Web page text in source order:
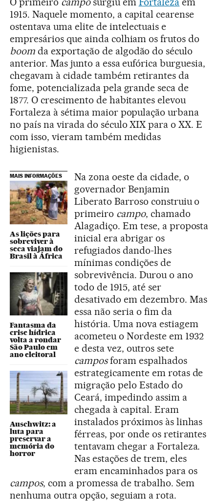
1915. Naquele momento, a capital cearense
ostentava uma elite de intelectuais e
empresários que ainda colhiam os frutos do
boomda exportação de algodão do século
anterior. Mas junto a essa eufórica burguesia,
chegavam à cidade também retirantes da
fome, potencializada pela grande seca de
1877. O crescimento de habitantes elevou
Fortaleza à sétima maior população urbana
no país na virada do século XIX para o XX. E
com isso, vieram também medidas
higienistas.
MAIS INFORMAÇÕES
As lições para
sobreviver à
seca viajam do
Brasil à África
Fantasma da
crise hídrica
volta a rondar
São Paulo em
ano eleitoral
Auschwitz: a
luta para
preservar a
memória do
horror
Na zona oeste da cidade, o
governador Benjamin
Liberato Barroso construiu o
primeiro campo, chamado
Alagadiço. Em tese, a proposta
inicial era abrigar os
refugiados dando-lhes
mínimas condições de
sobrevivência. Durou o ano
todo de 1915, até ser
desativado em dezembro. Mas
essa não seria o fim da
história. Uma nova estiagem
acometeu o Nordeste em 1932
e desta vez, outros sete
camposforam espalhados
estrategicamente em rotas de
migração pelo Estado do
Ceará, impedindo assim a
chegada à capital. Eram
instalados próximos às linhas
férreas, por onde os retirantes
tentavam chegar a Fortaleza.
Nas estações de trem, eles
eram encaminhados para os
campos, com a promessa de trabalho. Sem
nenhuma outra opção, seguiam a rota.